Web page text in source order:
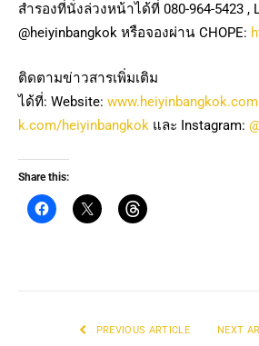
สำรองที่นั่งล่วงหน้าได้ที่ 080-964-5423 ,
@heiyinbangkok หรือจองผ่าน CHOPE:
ติดตามข่าวสารเพิ่มเติม
ได้ที่: Website: www.heiyinbangkok.com
k.com/heiyinbangkok และ Instagram:
Share this:
PREVIOUS ARTICLE NEXT